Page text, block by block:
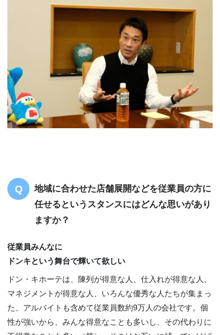
地域に合わせた店舗展開などを従業員の方に
任せるというスタンスにはどんな思いがあり
ますか？
従業員みんなに
ドンキという舞台で輝いて欲しい
ドン・キホーテは、陳列が得意な人、仕入れが得意な人、
マネジメントが得意な人、いろんな優秀な人たちが集まっ
た、アルバイトも含めて従業員数約9万人の会社です。個
性が強いから、みんな得意なことも多いし、その代わりに